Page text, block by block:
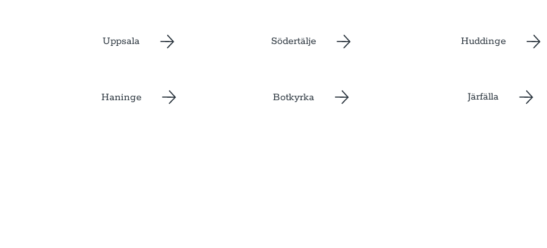
Uppsala Södertälje Huddinge
Järfälla
Botkyrka
Haninge